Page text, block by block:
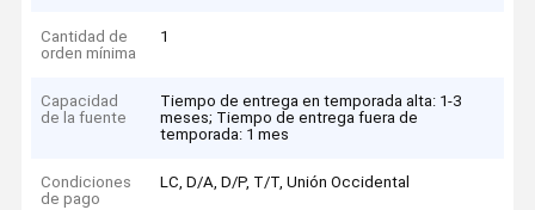
Cantidad de
orden mínima
1
Capacidad
de la fuente
Tiempo de entrega en temporada alta: 1-3
meses; Tiempo de entrega fuera de
temporada: 1 mes
Condiciones
de pago
LC, D/A, D/P, T/T, Unión Occidental